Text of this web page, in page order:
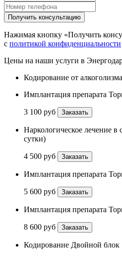
Получить консультацию
Нажимая кнопку «Получить
с политикой конфиденциальности
Цены на наши услуги в
Кодирование от алкоголизма
Имплантация препарата
3 100 руб Заказать
Наркологическое лечение в
сутки)
4 500 руб Заказать
Имплантация препарата
5 600 руб Заказать
Имплантация препарата
8 600 руб Заказать
Кодирование Двойной блок